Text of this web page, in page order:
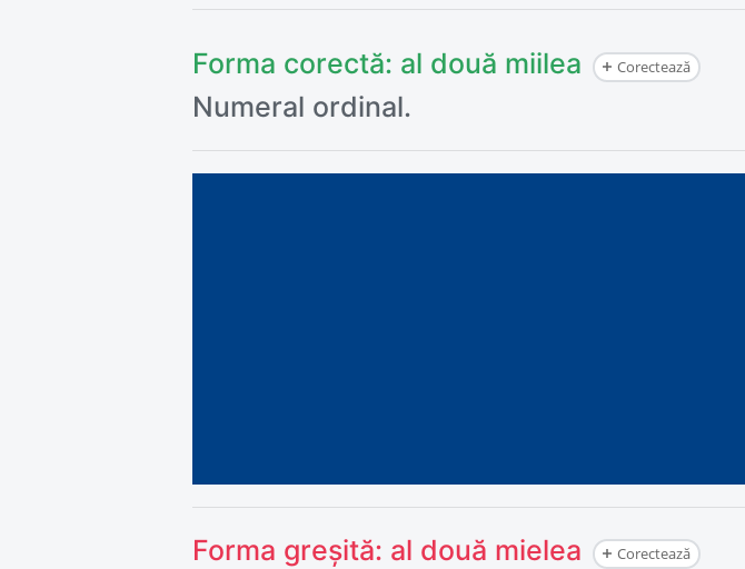
Forma corectă: al două miilea Corectează
Numeral ordinal.
Forma greșită: al două mielea Corectează